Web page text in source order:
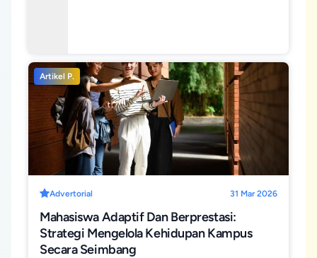
Artikel P.
Advertorial 31 Mar 2026
Mahasiswa Adaptif Dan Berprestasi:
Strategi Mengelola Kehidupan Kampus
Secara Seimbang